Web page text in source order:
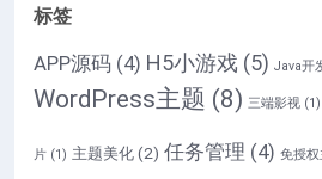
标签
APP源码 (4) H5小游戏 (5) Java开
WordPress主题 (8) 三端影视 (1)
片 (1) 主题美化 (2) 任务管理 (4) 免授权